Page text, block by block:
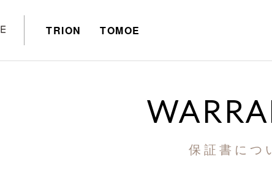
TRION TOMOE
保証書につ